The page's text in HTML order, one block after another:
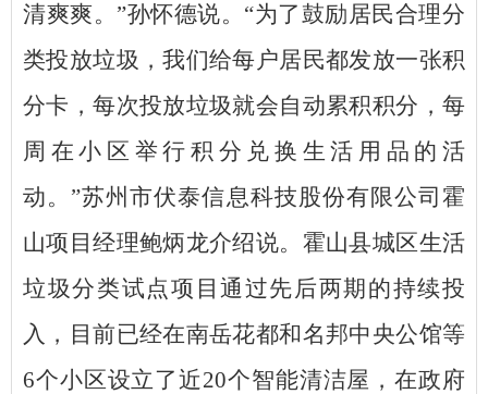
清爽爽。”孙怀德说。“为了鼓励居民合理分
类投放垃圾，我们给每户居民都发放一张积
分卡，每次投放垃圾就会自动累积积分，每
周在小区举行积分兑换生活用品的活
动。”苏州市伏泰信息科技股份有限公司霍
山项目经理鲍炳龙介绍说。霍山县城区生活
垃圾分类试点项目通过先后两期的持续投
入，目前已经在南岳花都和名邦中央公馆等
6个小区设立了近20个智能清洁屋，在政府